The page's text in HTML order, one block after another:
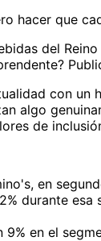
hacer que
del
con
algo
de
en
durante
en el